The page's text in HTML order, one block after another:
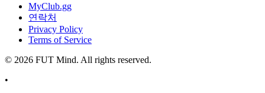
MyClub.gg
연락처
Privacy Policy
Terms of Service
© 2026 FUT Mind. All rights reserved.
•